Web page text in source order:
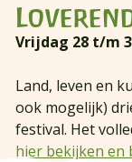
Vrijdag 28 t/m
Land, leven en
ook mogelijk)
festival. Het
hier bekijken en